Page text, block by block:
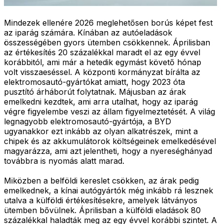
Mindezek ellenére 2026 meglehetősen borús képet fest
az iparág számára. Kínában az autóeladások
összességében gyors ütemben csökkennek. Áprilisban
az értékesítés 20 százalékkal maradt el az egy évvel
korábbitól, ami már a hetedik egymást követő hónap
volt visszaeséssel. A központi kormányzat bírálta az
elektromosautó-gyártókat amiatt, hogy 2023 óta
pusztító árháborút folytatnak. Májusban az árak
emelkedni kezdtek, ami arra utalhat, hogy az iparág
végre figyelembe veszi az állam figyelmeztetését. A világ
legnagyobb elektromosautó-gyártója, a BYD
ugyanakkor ezt inkább az olyan alkatrészek, mint a
chipek és az akkumulátorok költségeinek emelkedésével
magyarázza, ami azt jelentheti, hogy a nyereséghányad
továbbra is nyomás alatt marad.
Miközben a belföldi kereslet csökken, az árak pedig
emelkednek, a kínai autógyártók még inkább rá lesznek
utalva a külföldi értékesítésekre, amelyek látványos
ütemben bővülnek. Áprilisban a külföldi eladások 80
százalékkal haladták meg az egy évvel korábbi szintet. A